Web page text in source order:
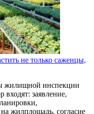
не только саженцы,
жилищной инспекции
входят: заявление,
жилплощадь, согласие